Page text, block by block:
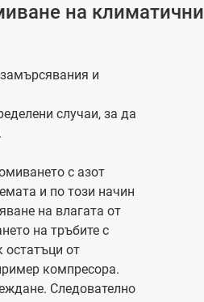
на климатични
и
случаи, за да
с азот
и по този начин
на влагата от
на тръбите с
остатъци от
компресора.
Следователно